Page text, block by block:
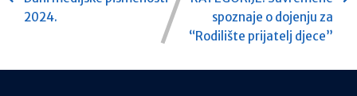
2024.
spoznaje o dojenju za
“Rodilište prijatelj djece”